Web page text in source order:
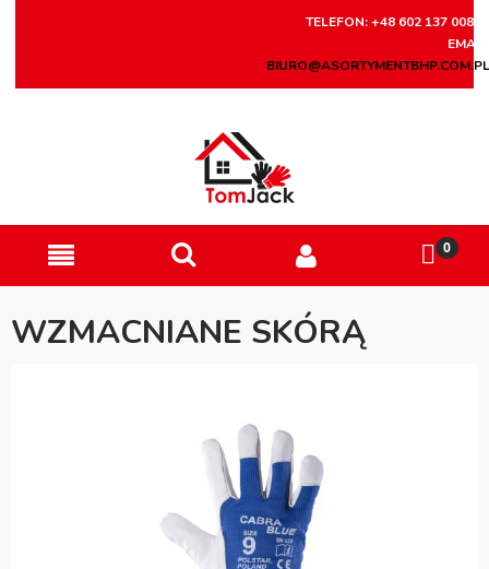
TELEFON: +48 602 137 008
EMAIL:
BIURO@ASORTYMENTBHP.COM.PL
WZMACNIANE SKÓRĄ